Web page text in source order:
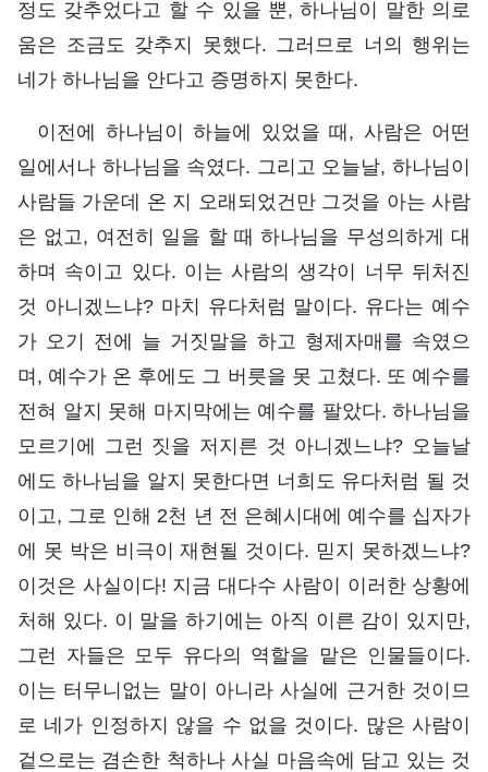
정도 갖추었다고 할 수 있을 뿐, 하나님이 말한 의로
움은 조금도 갖추지 못했다. 그러므로 너의 행위는
네가 하나님을 안다고 증명하지 못한다.
이전에 하나님이 하늘에 있었을 때, 사람은 어떤
일에서나 하나님을 속였다. 그리고 오늘날, 하나님이
사람들 가운데 온 지 오래되었건만 그것을 아는 사람
은 없고, 여전히 일을 할 때 하나님을 무성의하게 대
하며 속이고 있다. 이는 사람의 생각이 너무 뒤처진
것 아니겠느냐? 마치 유다처럼 말이다. 유다는 예수
가 오기 전에 늘 거짓말을 하고 형제자매를 속였으
며, 예수가 온 후에도 그 버릇을 못 고쳤다. 또 예수를
전혀 알지 못해 마지막에는 예수를 팔았다. 하나님을
모르기에 그런 짓을 저지른 것 아니겠느냐? 오늘날
에도 하나님을 알지 못한다면 너희도 유다처럼 될 것
이고, 그로 인해 2천 년 전 은혜시대에 예수를 십자가
에 못 박은 비극이 재현될 것이다. 믿지 못하겠느냐?
이것은 사실이다! 지금 대다수 사람이 이러한 상황에
처해 있다. 이 말을 하기에는 아직 이른 감이 있지만,
그런 자들은 모두 유다의 역할을 맡은 인물들이다.
이는 터무니없는 말이 아니라 사실에 근거한 것이므
로 네가 인정하지 않을 수 없을 것이다. 많은 사람이
겉으로는 겸손한 척하나 사실 마음속에 담고 있는 것